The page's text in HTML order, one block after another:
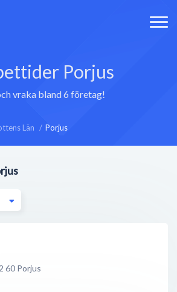
Porjus
vraka bland 6 företag!
Län Porjus
60 Porjus